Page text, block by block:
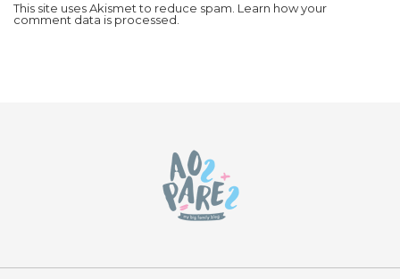
This site uses Akismet to reduce spam. Learn how your
comment data is processed.